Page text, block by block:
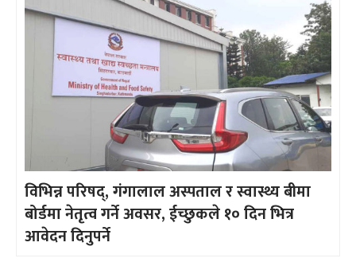
विभिन्न परिषद्, गंगालाल अस्पताल र स्वास्थ्य बीमा
बोर्डमा नेतृत्व गर्ने अवसर, ईच्छुकले १० दिन भित्र
आवेदन दिनुपर्ने